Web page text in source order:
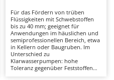
Für das Fördern von trüben
Flüssigkeiten mit Schwebstoffen
bis zu 40 mm; geeignet für
Anwendungen im häuslichen und
semiprofessionellen Bereich, etwa
in Kellern oder Baugruben. Im
Unterschied zu
Klarwasserpumpen: hohe
Toleranz gegenüber Feststoffen